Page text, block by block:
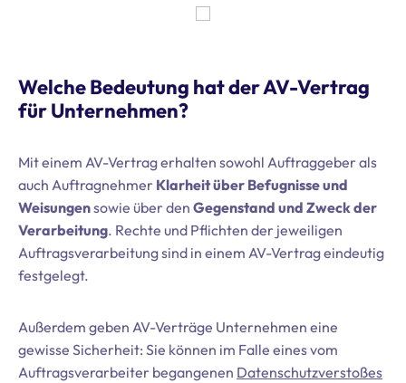
Welche Bedeutung hat der AV-Vertrag
für Unternehmen?
Mit einem AV-Vertrag erhalten sowohl Auftraggeber als
auch Auftragnehmer Klarheit über Befugnisse und
Weisungensowie über den Gegenstand und Zweck der
Verarbeitung. Rechte und Pflichten der jeweiligen
Auftragsverarbeitung sind in einem AV-Vertrag eindeutig
festgelegt.
Außerdem geben AV-Verträge Unternehmen eine
gewisse Sicherheit: Sie können im Falle eines vom
Auftragsverarbeiter begangenen Datenschutzverstoßes